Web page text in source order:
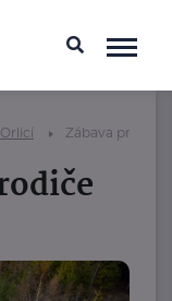
Zábava pro děti